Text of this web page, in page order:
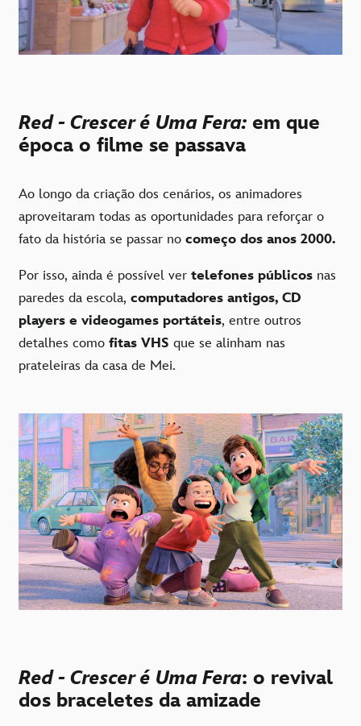
Red - Crescer é Uma Fera: em que
época o filme se passava
Ao longo da criação dos cenários, os animadores
aproveitaram todas as oportunidades para reforçar o
fato da história se passar no começo dos anos 2000.
Por isso, ainda é possível ver telefones públicos nas
paredes da escola, computadores antigos, CD
players e videogames portáteis, entre outros
detalhes como fitas VHS que se alinham nas
prateleiras da casa de Mei.
Red - Crescer é Uma Fera: o revival
dos braceletes da amizade